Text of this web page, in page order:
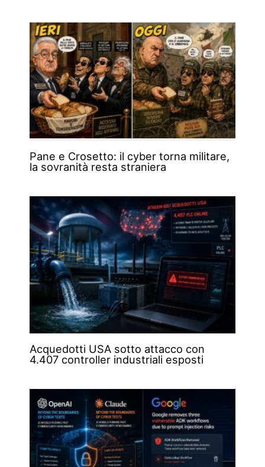
Pane e Crosetto: il cyber torna militare,
la sovranità resta straniera
Acquedotti USA sotto attacco con
4.407 controller industriali esposti